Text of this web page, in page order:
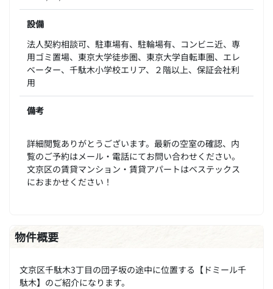
設備
法人契約相談可、駐車場有、駐輪場有、コンビニ近、専
用ゴミ置場、東京大学徒歩圏、東京大学自転車圏、エレ
ベーター、千駄木小学校エリア、２階以上、保証会社利
用
備考
詳細閲覧ありがとうございます。最新の空室の確認、内
覧のご予約はメール・電話にてお問い合わせください。
文京区の賃貸マンション・賃貸アパートはベステックス
におまかせください！
物件概要
文京区千駄木3丁目の団子坂の途中に位置する【ドミール千
駄木】のご紹介になります。